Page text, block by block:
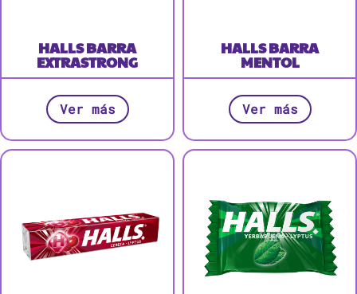
HALLS BARRA
EXTRASTRONG
Ver más
HALLS BARRA
MENTOL
Ver más